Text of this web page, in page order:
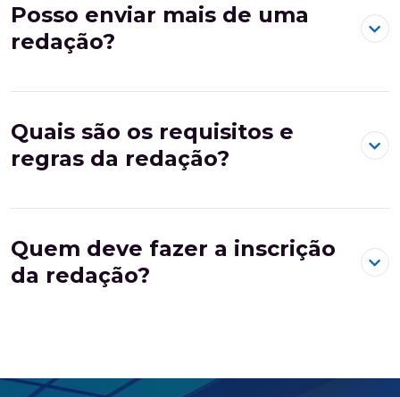
Posso enviar mais de uma
redação?
Quais são os requisitos e
regras da redação?
Quem deve fazer a inscrição
da redação?